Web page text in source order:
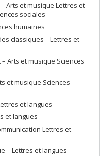
Arts et musique Lettres et
sociales
humaines
classiques – Lettres et
Arts et musique Sciences
et musique Sciences
et langues
et langues
Lettres et
– Lettres et langues